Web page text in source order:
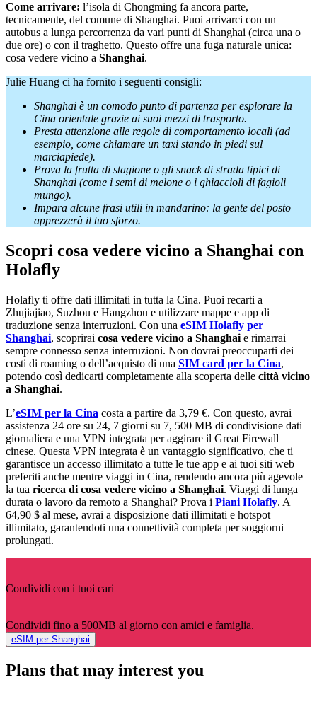
Come arrivare: l’isola di Chongming fa ancora parte,
tecnicamente, del comune di Shanghai. Puoi arrivarci con un
autobus a lunga percorrenza da vari punti di Shanghai (circa una o
due ore) o con il traghetto. Questo offre una fuga naturale unica:
cosa vedere vicino a Shanghai.
Julie Huang ci ha fornito i seguenti consigli:
Shanghai è un comodo punto di partenza per esplorare la
Cina orientale grazie ai suoi mezzi di trasporto.
Presta attenzione alle regole di comportamento locali (ad
esempio, come chiamare un taxi stando in piedi sul
marciapiede).
Prova la frutta di stagione o gli snack di strada tipici di
Shanghai (come i semi di melone o i ghiaccioli di fagioli
mungo).
Impara alcune frasi utili in mandarino: la gente del posto
apprezzerà il tuo sforzo.
Scopri cosa vedere vicino a Shanghai con
Holafly
Holafly ti offre dati illimitati in tutta la Cina. Puoi recarti a
Zhujiajiao, Suzhou e Hangzhou e utilizzare mappe e app di
traduzione senza interruzioni. Con una eSIM Holafly per
Shanghai, scoprirai cosa vedere vicino a Shanghai e rimarrai
sempre connesso senza interruzioni. Non dovrai preoccuparti dei
costi di roaming o dell’acquisto di una SIM card per la Cina,
potendo così dedicarti completamente alla scoperta delle città vicino
a Shanghai.
L’eSIM per la Cina costa a partire da 3,79 €. Con questo, avrai
assistenza 24 ore su 24, 7 giorni su 7, 500 MB di condivisione dati
giornaliera e una VPN integrata per aggirare il Great Firewall
cinese. Questa VPN integrata è un vantaggio significativo, che ti
garantisce un accesso illimitato a tutte le tue app e ai tuoi siti web
preferiti anche mentre viaggi in Cina, rendendo ancora più agevole
la tua ricerca di cosa vedere vicino a Shanghai. Viaggi di lunga
durata o lavoro da remoto a Shanghai? Prova i Piani Holafly. A
64,90 $ al mese, avrai a disposizione dati illimitati e hotspot
illimitato, garantendoti una connettività completa per soggiorni
prolungati.
Condividi con i tuoi cari
Condividi fino a 500MB al giorno con amici e famiglia.
eSIM per Shanghai
Plans that may interest you